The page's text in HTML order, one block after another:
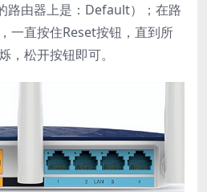
路由器上是：Default）；在路
一直按住Reset按钮，直到所
，松开按钮即可。